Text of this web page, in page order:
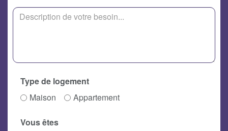
Type de logement
Maison
Appartement
Vous êtes